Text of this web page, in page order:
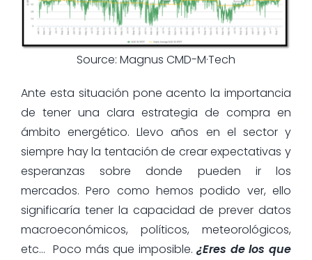
Source: Magnus CMD-M·Tech
Ante esta situación pone acento la importancia
de tener una clara estrategia de compra en
ámbito energético. Llevo años en el sector y
siempre hay la tentación de crear expectativas y
esperanzas sobre donde pueden ir los
mercados. Pero como hemos podido ver, ello
significaría tener la capacidad de prever datos
macroeconómicos, políticos, meteorológicos,
etc… Poco más que imposible.¿Eres de los que